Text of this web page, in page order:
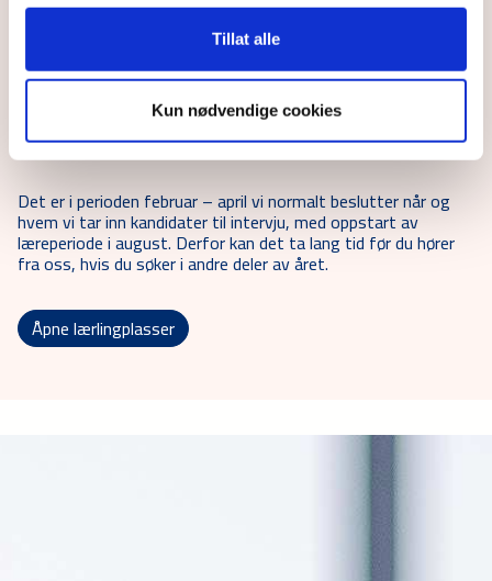
Tillat alle
Kun nødvendige cookies
Bra, du har gått gjennom alle stegene for å starte din mulige
karriere i Caverion. Det var ikke så vanskelig, var det vel?
Du kan søke på våre åpne lærlingstillinger, som betyr at du
kan sende oss din søknad for å vise din interesse om å få en
læreplass.
Det er i perioden februar – april vi normalt beslutter når og
hvem vi tar inn kandidater til intervju, med oppstart av
læreperiode i august. Derfor kan det ta lang tid før du hører
fra oss, hvis du søker i andre deler av året.
Åpne lærlingplasser